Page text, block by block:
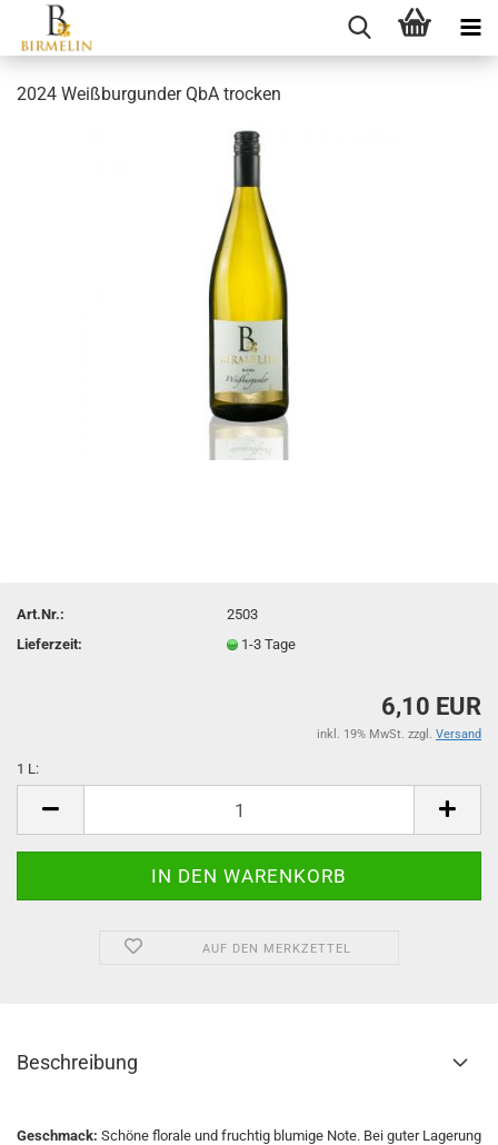
2024 Weißburgunder QbA trocken
Art.Nr.:
2503
Lieferzeit:
1-3 Tage
6,10 EUR
inkl. 19% MwSt. zzgl. Versand
1 L:
AUF DEN MERKZETTEL
Beschreibung
Geschmack: Schöne florale und fruchtig blumige Note. Bei guter Lagerung